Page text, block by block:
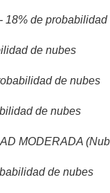
18% de
de nubes
de nubes
de nubes
MODERADA
de nubes